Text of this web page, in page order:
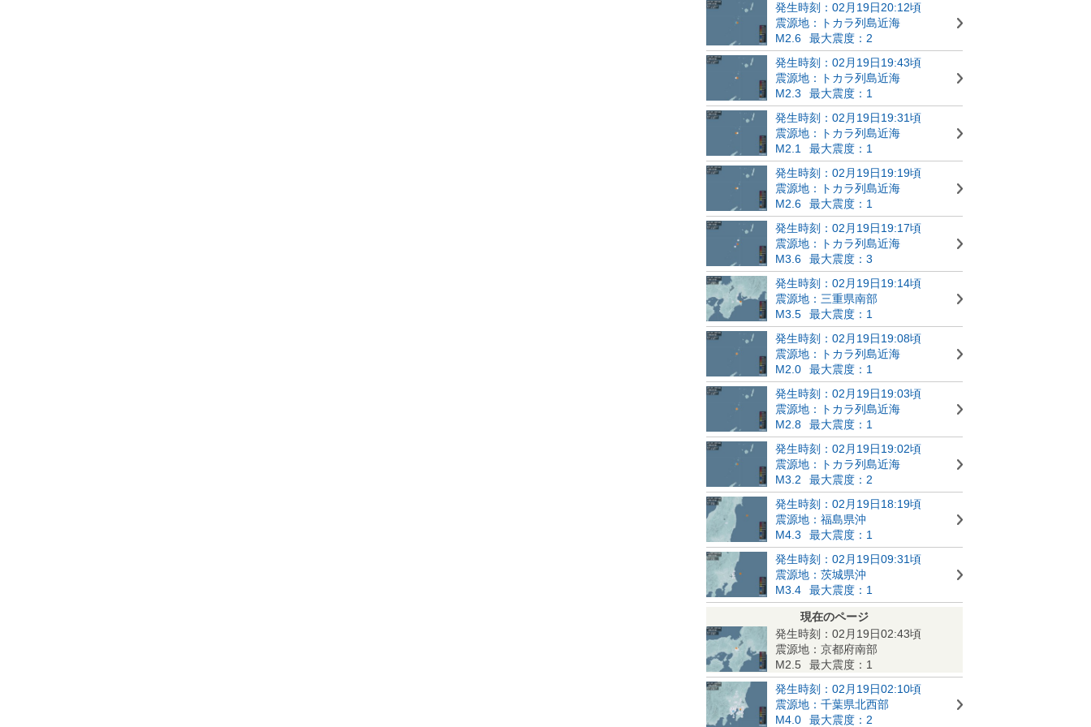
発生時刻：02月19日20:12頃
震源地：トカラ列島近海
M2.6
最大震度：2
発生時刻：02月19日19:43頃
震源地：トカラ列島近海
M2.3
最大震度：1
発生時刻：02月19日19:31頃
震源地：トカラ列島近海
M2.1
最大震度：1
発生時刻：02月19日19:19頃
震源地：トカラ列島近海
M2.6
最大震度：1
発生時刻：02月19日19:17頃
震源地：トカラ列島近海
M3.6
最大震度：3
発生時刻：02月19日19:14頃
震源地：三重県南部
M3.5
最大震度：1
発生時刻：02月19日19:08頃
震源地：トカラ列島近海
M2.0
最大震度：1
発生時刻：02月19日19:03頃
震源地：トカラ列島近海
M2.8
最大震度：1
発生時刻：02月19日19:02頃
震源地：トカラ列島近海
M3.2
最大震度：2
発生時刻：02月19日18:19頃
震源地：福島県沖
M4.3
最大震度：1
発生時刻：02月19日09:31頃
震源地：茨城県沖
M3.4
最大震度：1
現在のページ
発生時刻：02月19日02:43頃
震源地：京都府南部
M2.5
最大震度：1
発生時刻：02月19日02:10頃
震源地：千葉県北西部
M4.0
最大震度：2